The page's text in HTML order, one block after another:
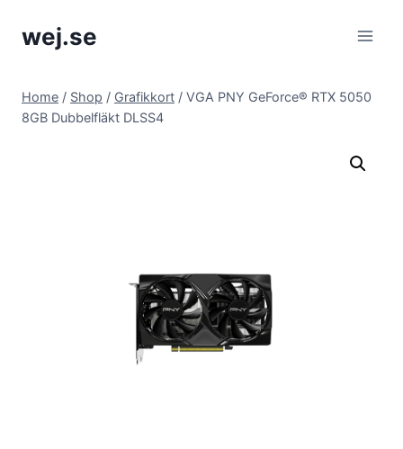
wej.se
Home / Shop / Grafikkort / VGA PNY GeForce® RTX 5050
8GB Dubbelfläkt DLSS4